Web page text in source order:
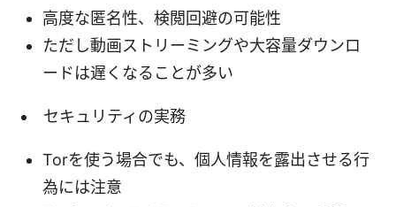
高度な匿名性、検閲回避の可能性
ただし動画ストリーミングや大容量ダウンロ
ードは遅くなることが多い
セキュリティの実務
Torを使う場合でも、個人情報を露出させる行
為には注意